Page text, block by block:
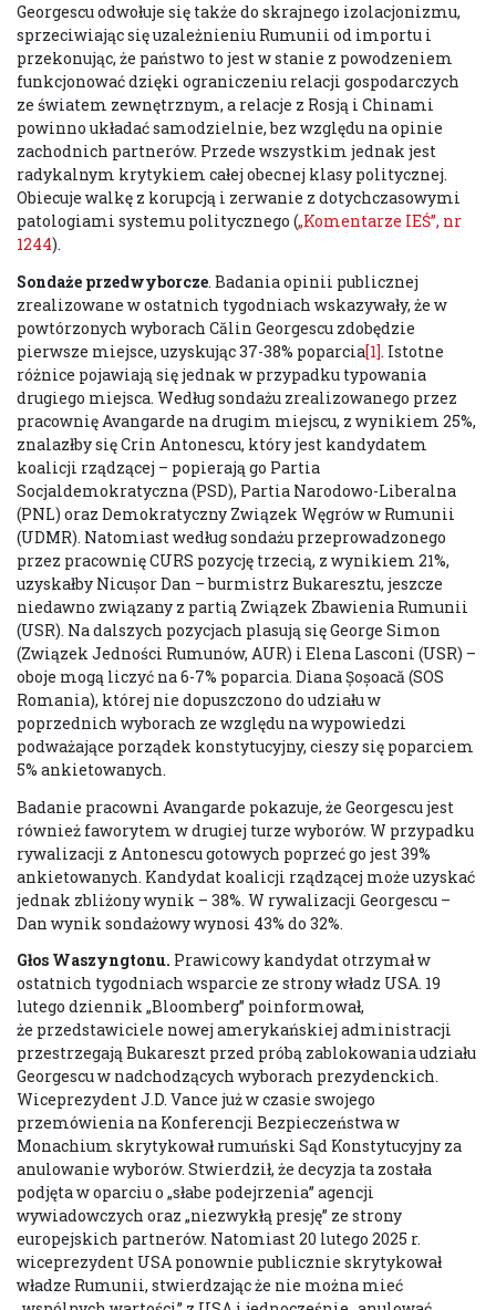
Georgescu odwołuje się także do skrajnego izolacjonizmu,
sprzeciwiając się uzależnieniu Rumunii od importu i
przekonując, że państwo to jest w stanie z powodzeniem
funkcjonować dzięki ograniczeniu relacji gospodarczych
ze światem zewnętrznym, a relacje z Rosją i Chinami
powinno układać samodzielnie, bez względu na opinie
zachodnich partnerów. Przede wszystkim jednak jest
radykalnym krytykiem całej obecnej klasy politycznej.
Obiecuje walkę z korupcją i zerwanie z dotychczasowymi
patologiami systemu politycznego („Komentarze IEŚ”, nr
1244).
Sondaże przedwyborcze. Badania opinii publicznej
zrealizowane w ostatnich tygodniach wskazywały, że w
powtórzonych wyborach Călin Georgescu zdobędzie
pierwsze miejsce, uzyskując 37-38% poparcia[1]. Istotne
różnice pojawiają się jednak w przypadku typowania
drugiego miejsca. Według sondażu zrealizowanego przez
pracownię Avangarde na drugim miejscu, z wynikiem 25%,
znalazłby się Crin Antonescu, który jest kandydatem
koalicji rządzącej – popierają go Partia
Socjaldemokratyczna (PSD), Partia Narodowo-Liberalna
(PNL) oraz Demokratyczny Związek Węgrów w Rumunii
(UDMR). Natomiast według sondażu przeprowadzonego
przez pracownię CURS pozycję trzecią, z wynikiem 21%,
uzyskałby Nicușor Dan – burmistrz Bukaresztu, jeszcze
niedawno związany z partią Związek Zbawienia Rumunii
(USR). Na dalszych pozycjach plasują się George Simon
(Związek Jedności Rumunów, AUR) i Elena Lasconi (USR) –
oboje mogą liczyć na 6-7% poparcia. Diana Șoșoacă (SOS
Romania), której nie dopuszczono do udziału w
poprzednich wyborach ze względu na wypowiedzi
podważające porządek konstytucyjny, cieszy się poparciem
5% ankietowanych.
Badanie pracowni Avangarde pokazuje, że Georgescu jest
również faworytem w drugiej turze wyborów. W przypadku
rywalizacji z Antonescu gotowych poprzeć go jest 39%
ankietowanych. Kandydat koalicji rządzącej może uzyskać
jednak zbliżony wynik – 38%. W rywalizacji Georgescu –
Dan wynik sondażowy wynosi 43% do 32%.
Głos Waszyngtonu. Prawicowy kandydat otrzymał w
ostatnich tygodniach wsparcie ze strony władz USA. 19
lutego dziennik „Bloomberg” poinformował,
że przedstawiciele nowej amerykańskiej administracji
przestrzegają Bukareszt przed próbą zablokowania udziału
Georgescu w nadchodzących wyborach prezydenckich.
Wiceprezydent J.D. Vance już w czasie swojego
przemówienia na Konferencji Bezpieczeństwa w
Monachium skrytykował rumuński Sąd Konstytucyjny za
anulowanie wyborów. Stwierdził, że decyzja ta została
podjęta w oparciu o „słabe podejrzenia” agencji
wywiadowczych oraz „niezwykłą presję” ze strony
europejskich partnerów. Natomiast 20 lutego 2025 r.
wiceprezydent USA ponownie publicznie skrytykował
władze Rumunii, stwierdzając że nie można mieć